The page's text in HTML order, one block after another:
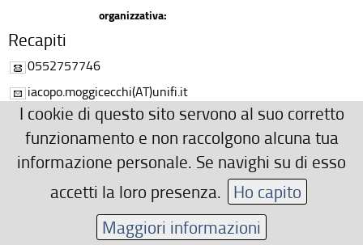
organizzativa:
Recapiti
0552757746
iacopo.moggicecchi(AT)unifi.it
Ulteriori Recapiti
jacopo(AT)unifi.it
http://bio.unifi.it
Area riservata
I cookie di questo sito servono al suo corretto
funzionamento e non raccolgono alcuna tua
informazione personale. Se navighi su di esso
accetti la loro presenza. Ho capito
Maggiori informazioni